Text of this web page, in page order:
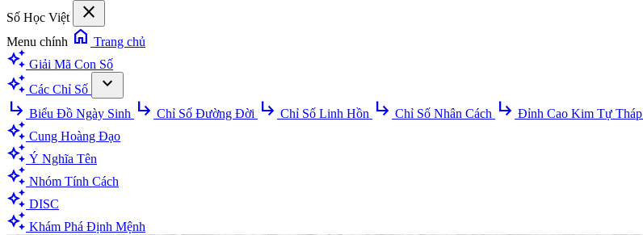
Số Học Việt close
Menu chính home Trang chủ
auto_awesome Giải Mã Con Số
auto_awesome Các Chỉ Số
expand_more
subdirectory_arrow_right Biểu Đồ Ngày Sinh subdirectory_arrow_right Chỉ Số Đường Đời subdirectory_arrow_right Chỉ Số Linh Hồn subdirectory_arrow_right Chỉ Số Nhân Cách subdirectory_arrow_right Đỉnh Cao Kim Tự Tháp
auto_awesome Cung Hoàng Đạo
auto_awesome Ý Nghĩa Tên
auto_awesome Nhóm Tính Cách
auto_awesome DISC
auto_awesome Khám Phá Định Mệnh